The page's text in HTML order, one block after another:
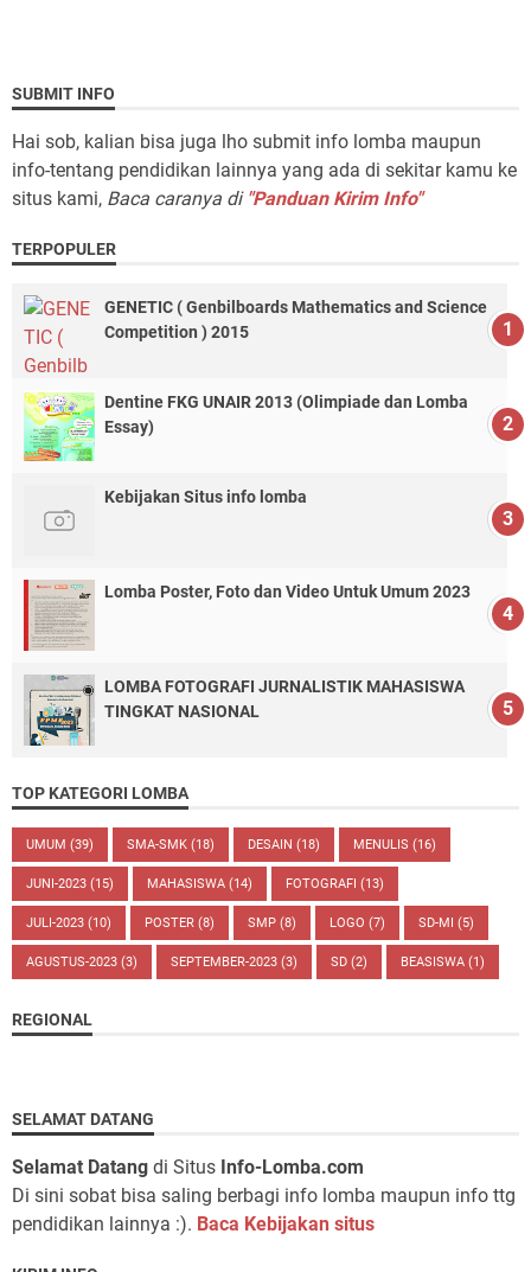
SUBMIT INFO
Hai sob, kalian bisa juga lho submit info lomba maupun
info-tentang pendidikan lainnya yang ada di sekitar kamu ke
situs kami, Baca caranya di "Panduan Kirim Info"
TERPOPULER
GENETIC ( Genbilboards Mathematics and Science
Competition ) 2015
Dentine FKG UNAIR 2013 (Olimpiade dan Lomba
Essay)
Kebijakan Situs info lomba
Lomba Poster, Foto dan Video Untuk Umum 2023
LOMBA FOTOGRAFI JURNALISTIK MAHASISWA
TINGKAT NASIONAL
TOP KATEGORI LOMBA
UMUM (39) SMA-SMK (18) DESAIN (18) MENULIS (16)
JUNI-2023 (15) MAHASISWA (14) FOTOGRAFI (13)
JULI-2023 (10) POSTER (8) SMP (8) LOGO (7) SD-MI (5)
AGUSTUS-2023 (3) SEPTEMBER-2023 (3) SD (2) BEASISWA (1)
REGIONAL
SELAMAT DATANG
Selamat Datang di Situs Info-Lomba.com
Di sini sobat bisa saling berbagi info lomba maupun info ttg
pendidikan lainnya :). Baca Kebijakan situs